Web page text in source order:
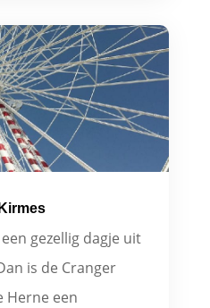
gezellig dagje uit
is de Cranger
Herne een